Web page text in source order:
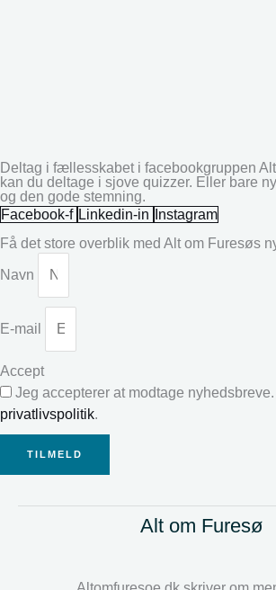
Deltag i fællesskabet i facebookgruppen
kan du deltage i sjove quizzer. Eller bare
og den gode stemning.
Facebook-f Linkedin-in
Instagram
Få det store overblik med Alt om Furesøs
Navn
E-mail
Accept
Jeg accepterer at modtage
privatlivspolitik.
TILMELD
Alt om Furesø